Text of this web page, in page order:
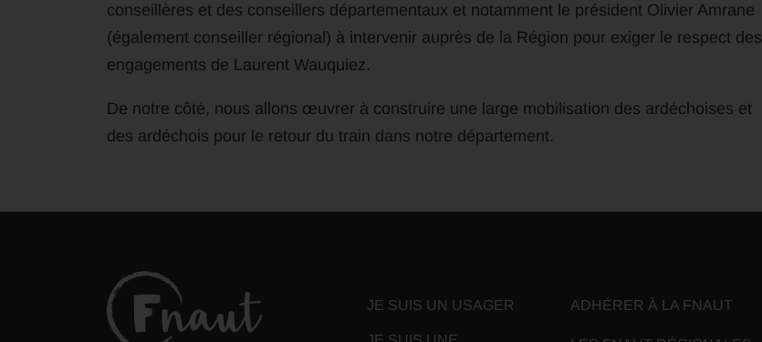
conseillères et des conseillers départementaux et notamment le président Olivier Amrane
(également conseiller régional) à intervenir auprès de la Région pour exiger le respect des
engagements de Laurent Wauquiez.
De notre côté, nous allons œuvrer à construire une large mobilisation des ardéchoises et
des ardéchois pour le retour du train dans notre département.
JE SUIS UN USAGER ADHÉRER À LA FNAUT